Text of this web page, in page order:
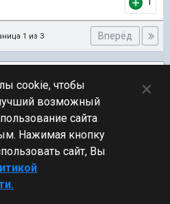
Вперёд
1 из 3
cookie, чтобы
возможный
сайта
Нажимая кнопку
сайт, Вы
×